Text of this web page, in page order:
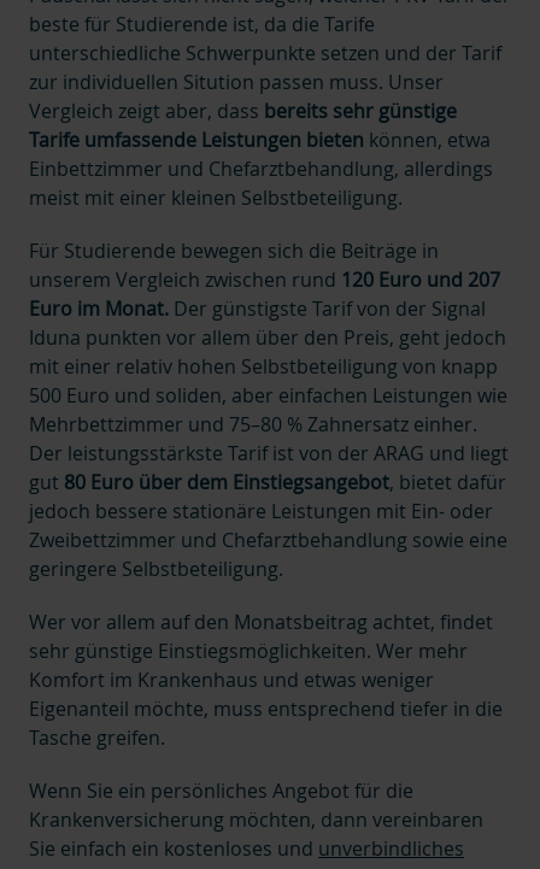
beste für Studierende ist, da die Tarife
unterschiedliche Schwerpunkte setzen und der Tarif
zur individuellen Sitution passen muss. Unser
Vergleich zeigt aber, dass bereits sehr günstige
Tarife umfassende Leistungen bieten können, etwa
Einbettzimmer und Chefarztbehandlung, allerdings
meist mit einer kleinen Selbstbeteiligung.
Für Studierende bewegen sich die Beiträge in
unserem Vergleich zwischen rund 120 Euro und 207
Euro im Monat. Der günstigste Tarif von der Signal
Iduna punkten vor allem über den Preis, geht jedoch
mit einer relativ hohen Selbstbeteiligung von knapp
500 Euro und soliden, aber einfachen Leistungen wie
Mehrbettzimmer und 75–80 % Zahnersatz einher.
Der leistungsstärkste Tarif ist von der ARAG und liegt
gut 80 Euro über dem Einstiegsangebot, bietet dafür
jedoch bessere stationäre Leistungen mit Ein- oder
Zweibettzimmer und Chefarztbehandlung sowie eine
geringere Selbstbeteiligung.
Wer vor allem auf den Monatsbeitrag achtet, findet
sehr günstige Einstiegsmöglichkeiten. Wer mehr
Komfort im Krankenhaus und etwas weniger
Eigenanteil möchte, muss entsprechend tiefer in die
Tasche greifen.
Wenn Sie ein persönliches Angebot für die
Krankenversicherung möchten, dann vereinbaren
Sie einfach ein kostenloses und unverbindliches